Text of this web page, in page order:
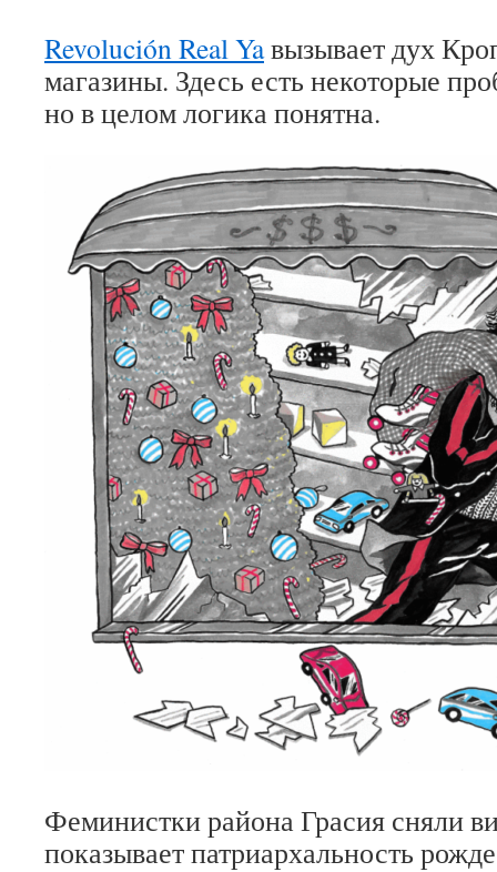
Revolución Real Yaвызывает дух
магазины. Здесь есть некоторые
но в целом логика понятна.
Феминистки района Грасия сняли
показывает патриархальность